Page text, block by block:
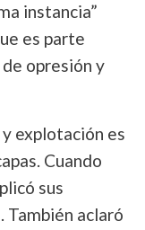
instancia”
es parte
opresión y
explotación es
Cuando
sus
También aclaró